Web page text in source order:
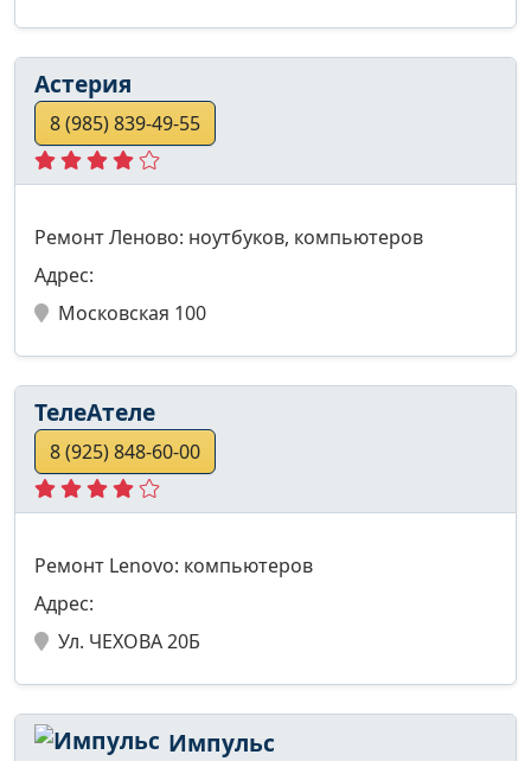
Астерия
8 (985) 839-49-55
Ремонт Леново: ноутбуков, компьютеров
Адрес:
Московская 100
ТелеАтеле
8 (925) 848-60-00
Ремонт Lenovo: компьютеров
Адрес:
Ул. ЧЕХОВА 20Б
Импульс